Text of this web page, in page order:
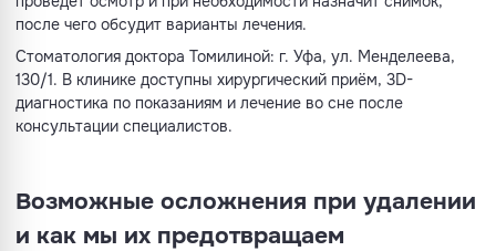
после чего обсудит варианты лечения.
Стоматология доктора Томилиной: г. Уфа, ул. Менделеева,
130/1. В клинике доступны хирургический приём, 3D-
диагностика по показаниям и лечение во сне после
консультации специалистов.
Возможные осложнения при удалении
и как мы их предотвращаем